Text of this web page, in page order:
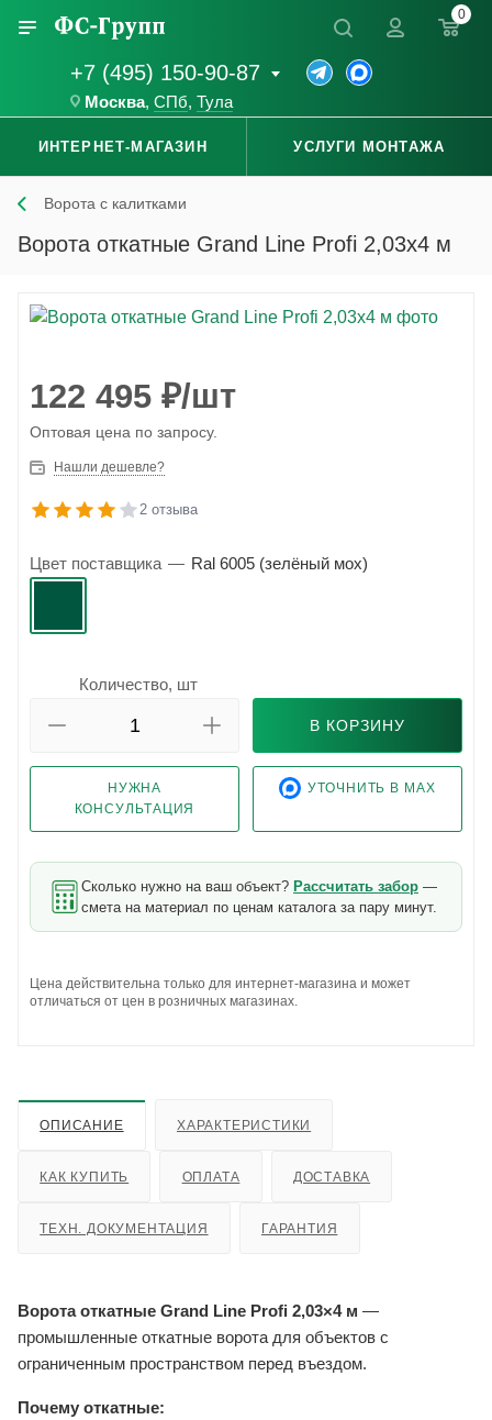
+7 (495) 150-90-87
Москва, СПб, Тула
0
ИНТЕРНЕТ-МАГАЗИН УСЛУГИ МОНТАЖА
Ворота с калитками
Ворота откатные Grand Line Profi 2,03х4 м
122 495 ₽/шт
Оптовая цена по запросу.
Нашли дешевле?
2 отзыва
Цвет поставщика — Ral 6005 (зелёный мох)
Количество, шт
В КОРЗИНУ
НУЖНА
КОНСУЛЬТАЦИЯ
УТОЧНИТЬ В MAX
Сколько нужно на ваш объект? Рассчитать забор —
смета на материал по ценам каталога за пару минут.
Цена действительна только для интернет-магазина и может
отличаться от цен в розничных магазинах.
ОПИСАНИЕ ХАРАКТЕРИСТИКИ
КАК КУПИТЬ ОПЛАТА ДОСТАВКА
ТЕХН. ДОКУМЕНТАЦИЯ ГАРАНТИЯ
Ворота откатные Grand Line Profi 2,03×4 м —
промышленные откатные ворота для объектов с
ограниченным пространством перед въездом.
Почему откатные: